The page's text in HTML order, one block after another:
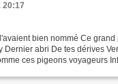
20:17
bien nommé Ce grand
Dernier abri De tes dérives
ces pigeons voyageurs